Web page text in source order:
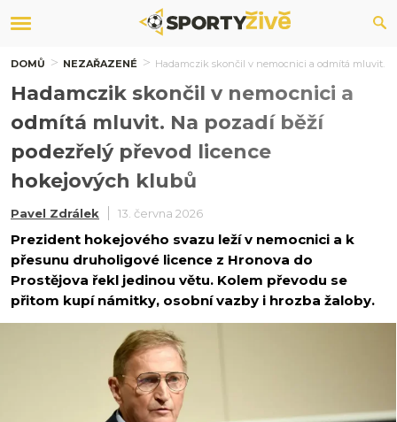
DOMŮ NEZAŘAZENÉ Hadamczik skončil v nemocnici a odmítá mluvit.
Hadamczik skončil v nemocnici a
odmítá mluvit. Na pozadí běží
podezřelý převod licence
hokejových klubů
Pavel Zdrálek 13. června 2026
Prezident hokejového svazu leží v nemocnici a k
přesunu druholigové licence z Hronova do
Prostějova řekl jedinou větu. Kolem převodu se
přitom kupí námitky, osobní vazby i hrozba žaloby.